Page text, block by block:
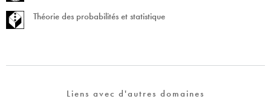
Théorie des probabilités et statistique
Liens avec d'autres domaines